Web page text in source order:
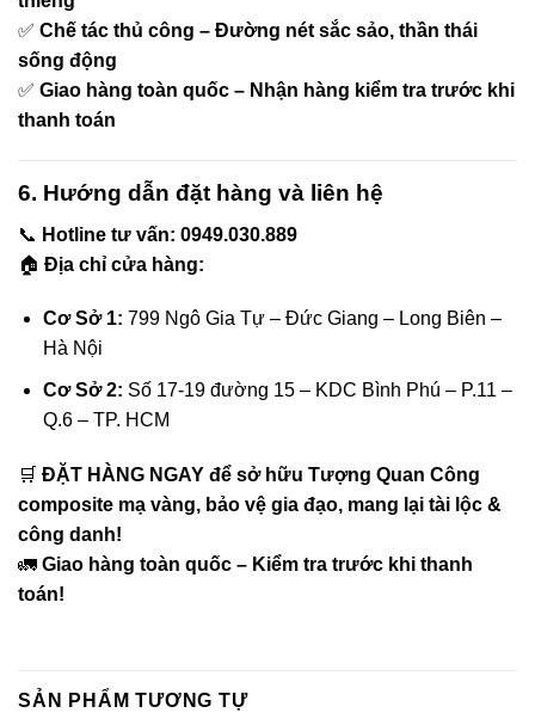
✅ Chế tác thủ công – Đường nét sắc sảo, thần thái
sống động
✅ Giao hàng toàn quốc – Nhận hàng kiểm tra trước khi
thanh toán
6. Hướng dẫn đặt hàng và liên hệ
📞 Hotline tư vấn: 0949.030.889
🏠 Địa chỉ cửa hàng:
Cơ Sở 1: 799 Ngô Gia Tự – Đức Giang – Long Biên –
Hà Nội
Cơ Sở 2: Số 17-19 đường 15 – KDC Bình Phú – P.11 –
Q.6 – TP. HCM
🛒 ĐẶT HÀNG NGAY để sở hữu Tượng Quan Công
composite mạ vàng, bảo vệ gia đạo, mang lại tài lộc &
công danh!
🚛 Giao hàng toàn quốc – Kiểm tra trước khi thanh
toán!
SẢN PHẨM TƯƠNG TỰ